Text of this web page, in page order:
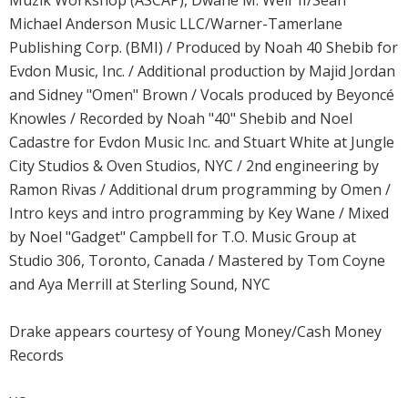
Michael Anderson Music LLC/Warner-Tamerlane
Publishing Corp. (BMI) / Produced by Noah 40 Shebib for
Evdon Music, Inc. / Additional production by Majid Jordan
and Sidney "Omen" Brown / Vocals produced by Beyoncé
Knowles / Recorded by Noah "40" Shebib and Noel
Cadastre for Evdon Music Inc. and Stuart White at Jungle
City Studios & Oven Studios, NYC / 2nd engineering by
Ramon Rivas / Additional drum programming by Omen /
Intro keys and intro programming by Key Wane / Mixed
by Noel "Gadget" Campbell for T.O. Music Group at
Studio 306, Toronto, Canada / Mastered by Tom Coyne
and Aya Merrill at Sterling Sound, NYC
Drake appears courtesy of Young Money/Cash Money
Records